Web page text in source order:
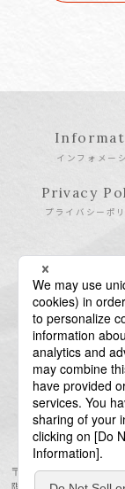
インフォメー
Privacy
プライバシーポ
〒106-6123 東京